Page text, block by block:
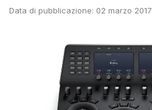
Data di pubblicazione: 02 marzo 2017